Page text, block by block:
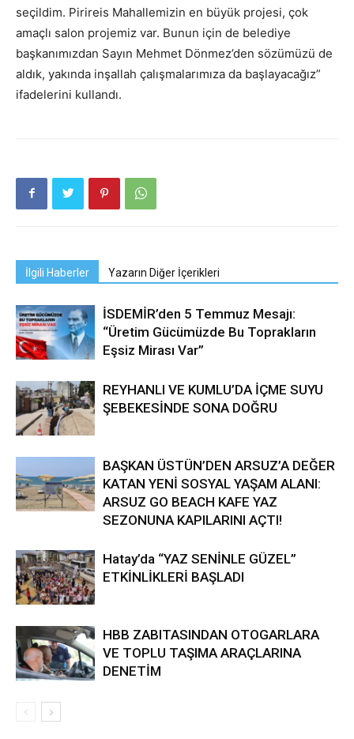
seçildim. Pirireis Mahallemizin en büyük projesi, çok
amaçlı salon projemiz var. Bunun için de belediye
başkanımızdan Sayın Mehmet Dönmez’den sözümüzü de
aldık, yakında inşallah çalışmalarımıza da başlayacağız”
ifadelerini kullandı.
İlgili Haberler Yazarın Diğer İçerikleri
İSDEMİR’den 5 Temmuz Mesajı:
“Üretim Gücümüzde Bu Toprakların
Eşsiz Mirası Var”
REYHANLI VE KUMLU’DA İÇME SUYU
ŞEBEKESİNDE SONA DOĞRU
BAŞKAN ÜSTÜN’DEN ARSUZ’A DEĞER
KATAN YENİ SOSYAL YAŞAM ALANI:
ARSUZ GO BEACH KAFE YAZ
SEZONUNA KAPILARINI AÇTI!
Hatay’da “YAZ SENİNLE GÜZEL”
ETKİNLİKLERİ BAŞLADI
HBB ZABITASINDAN OTOGARLARA
VE TOPLU TAŞIMA ARAÇLARINA
DENETİM